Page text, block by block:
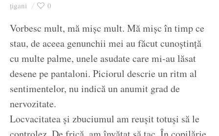
țigani 0
Vorbesc mult, mă mișc mult. Mă mișc în timp ce
stau, de aceea genunchii mei au făcut cunoștință
cu multe palme, unele asudate care mi-au lăsat
desene pe pantaloni. Piciorul descrie un ritm al
sentimentelor, nu indică un anumit grad de
nervozitate.
Locvacitatea și zbuciumul am reușit totuși să le